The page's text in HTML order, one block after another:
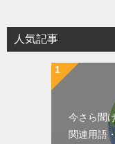
人気記事
今さら聞
関連用語